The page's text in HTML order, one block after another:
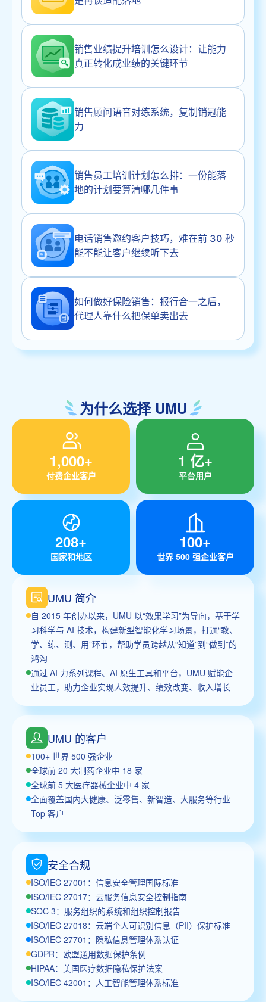
销售业绩提升培训怎么设计：让能力
真正转化成业绩的关键环节
销售顾问语音对练系统，复制销冠能
力
销售员工培训计划怎么排：一份能落
地的计划要算清哪几件事
电话销售邀约客户技巧，难在前 30 秒
能不能让客户继续听下去
如何做好保险销售：报行合一之后，
代理人靠什么把保单卖出去
为什么选择 UMU
1,000+
付费企业客户
1 亿+
平台用户
208+
国家和地区
100+
世界 500 强企业客户
UMU 简介
自 2015 年创办以来，UMU 以“效果学习”为导向，基于学
习科学与 AI 技术，构建新型智能化学习场景，打通“教、
学、练、测、用”环节，帮助学员跨越从“知道”到“做到”的
鸿沟
通过 AI 力系列课程、AI 原生工具和平台，UMU 赋能企
业员工，助力企业实现人效提升、绩效改变、收入增长
UMU 的客户
100+ 世界 500 强企业
全球前 20 大制药企业中 18 家
全球前 5 大医疗器械企业中 4 家
全面覆盖国内大健康、泛零售、新智造、大服务等行业
Top 客户
安全合规
ISO/IEC 27001：信息安全管理国际标准
ISO/IEC 27017：云服务信息安全控制指南
SOC 3：服务组织的系统和组织控制报告
ISO/IEC 27018：云端个人可识别信息（PII）保护标准
ISO/IEC 27701：隐私信息管理体系认证
GDPR：欧盟通用数据保护条例
HIPAA：美国医疗数据隐私保护法案
ISO/IEC 42001：人工智能管理体系标准